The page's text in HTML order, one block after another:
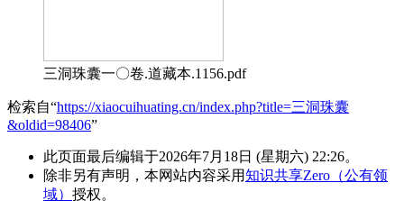
三洞珠囊一〇卷.道藏本.1156.pdf
检索自“https://xiaocuihuating.cn/index.php?title=三洞珠囊
&oldid=98406”
此页面最后编辑于2026年7月18日 (星期六) 22:26。
除非另有声明，本网站内容采用知识共享Zero（公有领
域） 授权。